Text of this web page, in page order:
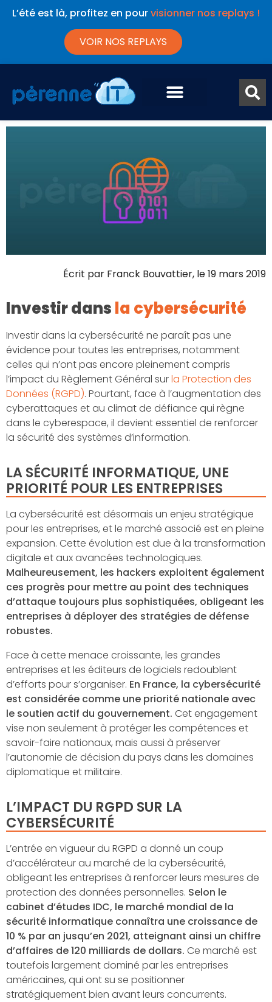
L’été est là, profitez en pourvisionner nos replays !
VOIR NOS REPLAYS
Écrit par Franck Bouvattier, le19 mars 2019
Investir dansla cybersécurité
Investir dans la cybersécurité ne paraît pas une
évidence pour toutes les entreprises, notamment
celles qui n’ont pas encore pleinement compris
l’impact du Règlement Général surla Protection des
Données (RGPD). Pourtant, face à l’augmentation des
cyberattaques et au climat de défiance qui règne
dans le cyberespace, il devient essentiel de renforcer
la sécurité des systèmes d’information.
LA SÉCURITÉ INFORMATIQUE, UNE
PRIORITÉ POUR LES ENTREPRISES
La cybersécurité est désormais un enjeu stratégique
pour les entreprises, et le marché associé est en pleine
expansion. Cette évolution est due à la transformation
digitale et aux avancées technologiques.
Malheureusement, les hackers exploitent également
ces progrès pour mettre au point des techniques
d’attaque toujours plus sophistiquées, obligeant les
entreprises à déployer des stratégies de défense
robustes.
Face à cette menace croissante, les grandes
entreprises et les éditeurs de logiciels redoublent
d’efforts pour s’organiser. En France, la cybersécurité
est considérée comme une priorité nationale avec
le soutien actif du gouvernement. Cet engagement
vise non seulement à protéger les compétences et
savoir-faire nationaux, mais aussi à préserver
l’autonomie de décision du pays dans les domaines
diplomatique et militaire.
L’IMPACT DU RGPD SUR LA
CYBERSÉCURITÉ
L’entrée en vigueur du RGPD a donné un coup
d’accélérateur au marché de la cybersécurité,
obligeant les entreprises à renforcer leurs mesures de
protection des données personnelles. Selon le
cabinet d’études IDC, le marché mondial de la
sécurité informatique connaîtra une croissance de
10 % par an jusqu’en 2021, atteignant ainsi un chiffre
d’affaires de 120 milliards de dollars. Ce marché est
toutefois largement dominé par les entreprises
américaines, qui ont su se positionner
stratégiquement bien avant leurs concurrents.